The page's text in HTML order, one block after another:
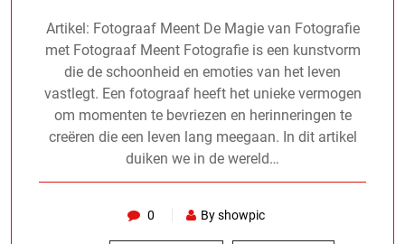
Artikel: Fotograaf Meent De Magie van Fotografie
met Fotograaf Meent Fotografie is een kunstvorm
die de schoonheid en emoties van het leven
vastlegt. Een fotograaf heeft het unieke vermogen
om momenten te bevriezen en herinneringen te
creëren die een leven lang meegaan. In dit artikel
duiken we in de wereld…
0 By showpic